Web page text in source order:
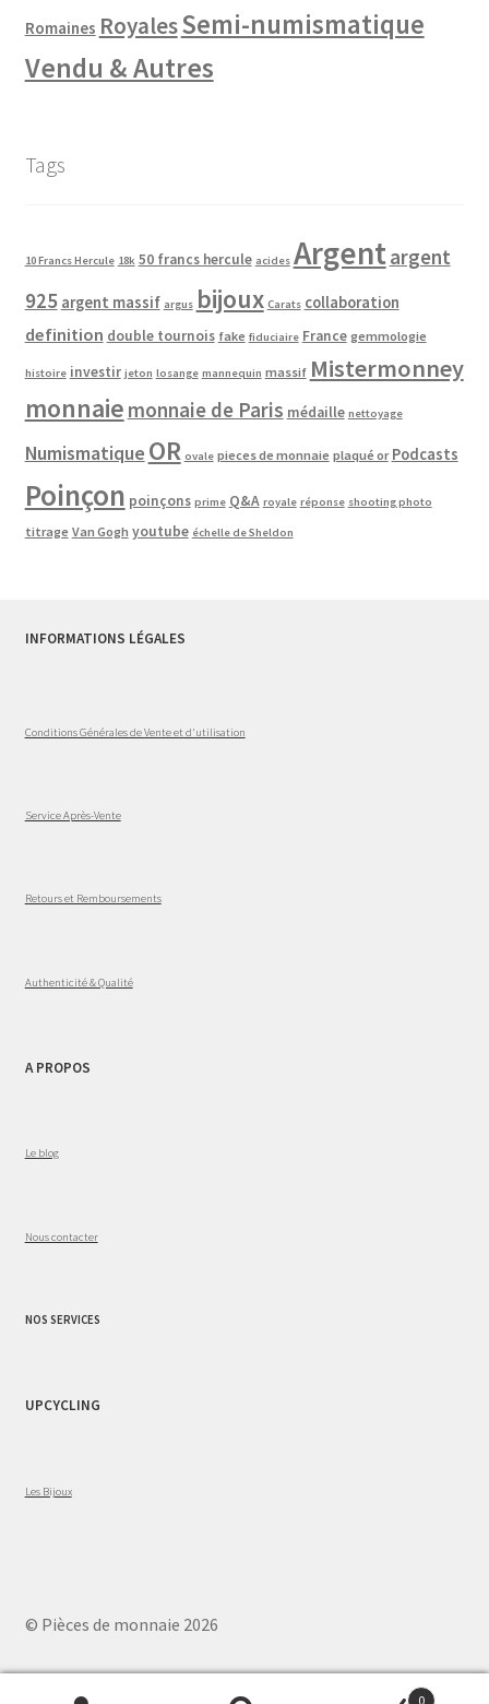
Romaines RoyalesSemi-numismatique
Vendu & Autres
Tags
10 Francs Hercule 18k 50 francs hercule acides Argentargent
925 argent massif argus bijoux Carats collaboration
definition double tournois fake fiduciaire France gemmologie
histoire investir jeton losange mannequin massif Mistermonney
monnaie monnaie de Paris médaille nettoyage
Numismatique OR ovale pieces de monnaie plaqué or Podcasts
Poinçon poinçons prime Q&A royale réponse shooting photo
titrage Van Gogh youtube échelle de Sheldon
INFORMATIONS LÉGALES
Conditions Générales de Vente et d'utilisation
Service Après-Vente
Retours et Remboursements
Authenticité & Qualité
A PROPOS
Le blog
Nous contacter
NOS SERVICES
UPCYCLING
Les Bijoux
© Pièces de monnaie 2026
0